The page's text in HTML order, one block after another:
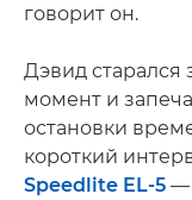
говорит он.
Дэвид старался
момент и
остановки
короткий
Speedlite EL-5 —